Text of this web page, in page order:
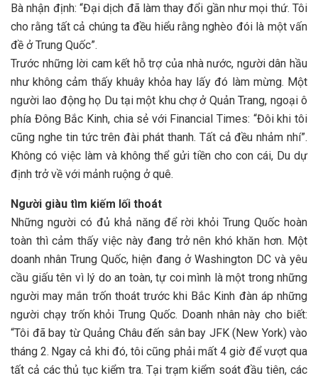
Bà nhận định: “Đại dịch đã làm thay đổi gần như mọi thứ. Tôi
cho rằng tất cả chúng ta đều hiểu rằng nghèo đói là một vấn
đề ở Trung Quốc”.
Trước những lời cam kết hỗ trợ của nhà nước, người dân hầu
như không cảm thấy khuây khỏa hay lấy đó làm mừng. Một
người lao động họ Du tại một khu chợ ở Quản Trang, ngoại ô
phía Đông Bắc Kinh, chia sẻ với Financial Times: “Đôi khi tôi
cũng nghe tin tức trên đài phát thanh. Tất cả đều nhảm nhí”.
Không có việc làm và không thể gửi tiền cho con cái, Du dự
định trở về với mảnh ruộng ở quê.
Người giàu tìm kiếm lối thoát
Những người có đủ khả năng để rời khỏi Trung Quốc hoàn
toàn thì cảm thấy việc này đang trở nên khó khăn hơn. Một
doanh nhân Trung Quốc, hiện đang ở Washington DC và yêu
cầu giấu tên vì lý do an toàn, tự coi mình là một trong những
người may mắn trốn thoát trước khi Bắc Kinh đàn áp những
người chạy trốn khỏi Trung Quốc. Doanh nhân này cho biết:
“Tôi đã bay từ Quảng Châu đến sân bay JFK (New York) vào
tháng 2. Ngay cả khi đó, tôi cũng phải mất 4 giờ để vượt qua
tất cả các thủ tục kiểm tra. Tại trạm kiểm soát đầu tiên, các